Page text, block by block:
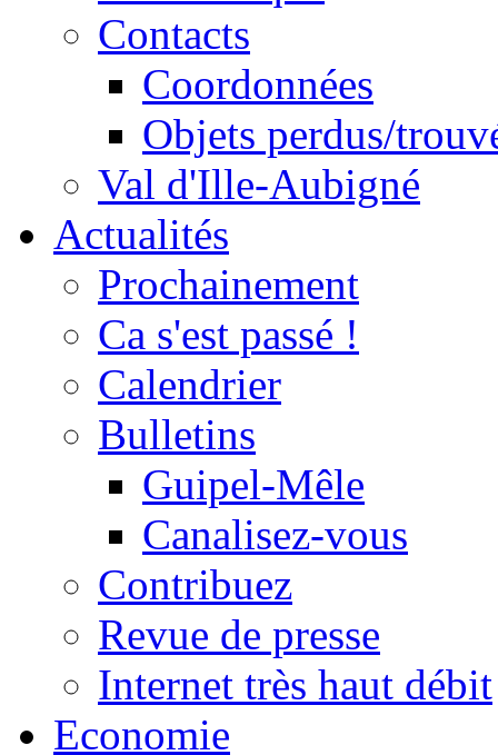
Contacts
Coordonnées
Objets perdus/
Val d'Ille-Aubigné
Actualités
Prochainement
Ca s'est passé !
Calendrier
Bulletins
Guipel-Mêle
Canalisez-vous
Contribuez
Revue de presse
Internet très haut débit
Economie